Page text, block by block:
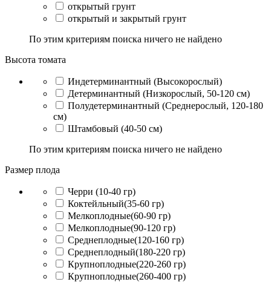
открытый грунт
открытый и закрытый грунт
По этим критериям поиска ничего не найдено
Высота томата
Индетерминантный (Высокорослый)
Детерминантный (Низкорослый, 50-120 см)
Полудетерминантный (Среднерослый, 120-180
см)
Штамбовый (40-50 см)
По этим критериям поиска ничего не найдено
Размер плода
Черри (10-40 гр)
Коктейльный(35-60 гр)
Мелкоплодные(60-90 гр)
Мелкоплодные(90-120 гр)
Среднеплодные(120-160 гр)
Среднеплодный(180-220 гр)
Крупноплодные(220-260 гр)
Крупноплодные(260-400 гр)